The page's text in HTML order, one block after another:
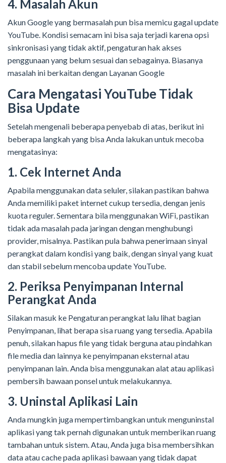
4. Masalah Akun
Akun Google yang bermasalah pun bisa memicu gagal update
YouTube. Kondisi semacam ini bisa saja terjadi karena opsi
sinkronisasi yang tidak aktif, pengaturan hak akses
penggunaan yang belum sesuai dan sebagainya. Biasanya
masalah ini berkaitan dengan Layanan Google
Cara Mengatasi YouTube Tidak
Bisa Update
Setelah mengenali beberapa penyebab di atas, berikut ini
beberapa langkah yang bisa Anda lakukan untuk mecoba
mengatasinya:
1. Cek Internet Anda
Apabila menggunakan data seluler, silakan pastikan bahwa
Anda memiliki paket internet cukup tersedia, dengan jenis
kuota reguler. Sementara bila menggunakan WiFi, pastikan
tidak ada masalah pada jaringan dengan menghubungi
provider, misalnya. Pastikan pula bahwa penerimaan sinyal
perangkat dalam kondisi yang baik, dengan sinyal yang kuat
dan stabil sebelum mencoba update YouTube.
2. Periksa Penyimpanan Internal
Perangkat Anda
Silakan masuk ke Pengaturan perangkat lalu lihat bagian
Penyimpanan, lihat berapa sisa ruang yang tersedia. Apabila
penuh, silakan hapus file yang tidak berguna atau pindahkan
file media dan lainnya ke penyimpanan eksternal atau
penyimpanan lain. Anda bisa menggunakan alat atau aplikasi
pembersih bawaan ponsel untuk melakukannya.
3. Uninstal Aplikasi Lain
Anda mungkin juga mempertimbangkan untuk menguninstal
aplikasi yang tak pernah digunakan untuk memberikan ruang
tambahan untuk sistem. Atau, Anda juga bisa membersihkan
data atau cache pada aplikasi bawaan yang tidak dapat